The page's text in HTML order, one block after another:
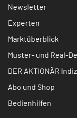
Newsletter
Experten
Marktüberblick
Muster- und Real-
DER AKTIONÄR
Abo und Shop
Bedienhilfen